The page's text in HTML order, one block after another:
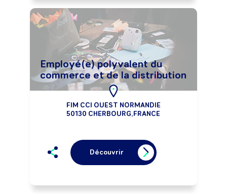
Employé(e) polyvalent du
commerce et de la distribution
FIM CCI OUEST NORMANDIE
50130 CHERBOURG,FRANCE
Découvrir